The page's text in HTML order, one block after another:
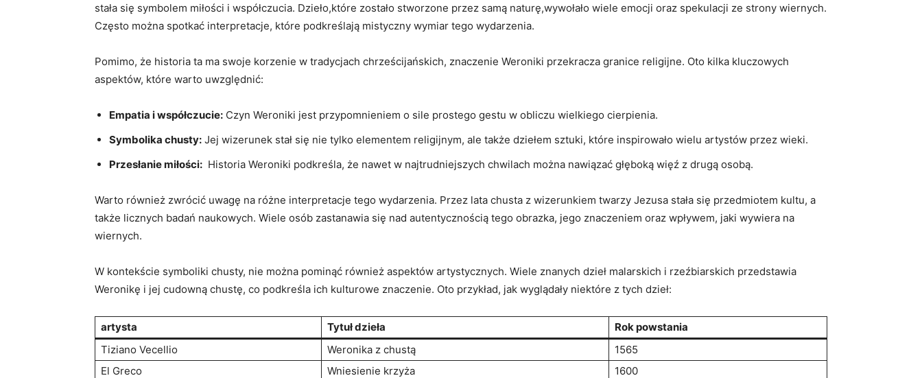
stała się symbolem miłości⁤ i współczucia. Dzieło,które⁤ zostało ‌stworzone ⁣przez⁤ samą⁢ naturę,wywołało wiele ‍emocji oraz‍ spekulacji ze strony ⁤wiernych.‌
Często można⁤ spotkać interpretacje, które⁣ podkreślają mistyczny wymiar⁤ tego wydarzenia.
Pomimo, że historia ta ma swoje⁣ korzenie w⁣ tradycjach chrześcijańskich,‌ znaczenie Weroniki‍ przekracza granice⁤ religijne. Oto kilka kluczowych
⁢aspektów, ‌które​ warto ⁢uwzględnić:
Empatia i współczucie: Czyn ⁣Weroniki jest⁣ przypomnieniem ‌o‍ sile prostego gestu w obliczu wielkiego cierpienia.
Symbolika chusty: Jej wizerunek stał się nie tylko elementem religijnym, ale także dziełem sztuki, które inspirowało⁣ wielu artystów przez⁤ wieki.
Przesłanie miłości: ⁢ Historia Weroniki podkreśla, że nawet⁢ w najtrudniejszych chwilach⁣ można nawiązać ​głęboką​ więź z drugą osobą.
Warto również‌ zwrócić uwagę na różne interpretacje tego ⁢wydarzenia. Przez lata chusta z wizerunkiem twarzy⁢ Jezusa stała się​ przedmiotem ​kultu, a
także licznych badań naukowych. Wiele osób ⁢zastanawia⁤ się⁤ nad autentycznością tego​ obrazka, jego znaczeniem oraz‍ wpływem, jaki wywiera ⁢na
wiernych.
W kontekście‍ symboliki chusty, nie można pominąć również⁣ aspektów artystycznych. Wiele znanych ‌dzieł malarskich i⁤ rzeźbiarskich przedstawia​
Weronikę ‍i jej cudowną chustę,⁢ co ​podkreśla ich kulturowe znaczenie. ‌Oto ‍przykład, jak wyglądały niektóre z⁢ tych‌ dzieł:
artysta Tytuł dzieła
Rok‌ powstania
Tiziano Vecellio
Weronika⁢ z chustą
1565
El Greco
Wniesienie krzyża
1600